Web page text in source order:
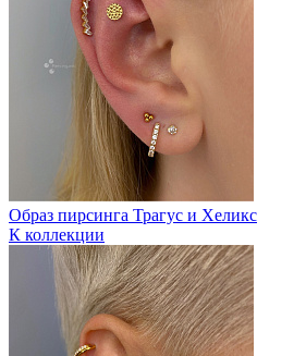
Образ пирсинга Трагус и Хеликс
К коллекции